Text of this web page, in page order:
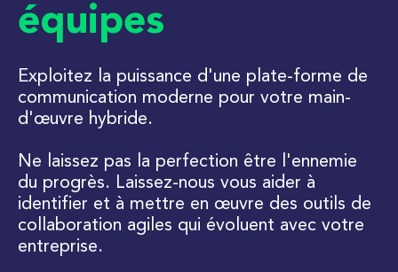
équipes
Exploitez la puissance d'une plate-forme de
communication moderne pour votre main-
d'œuvre hybride.
Ne laissez pas la perfection être l'ennemie
du progrès. Laissez-nous vous aider à
identifier et à mettre en œuvre des outils de
collaboration agiles qui évoluent avec votre
entreprise.